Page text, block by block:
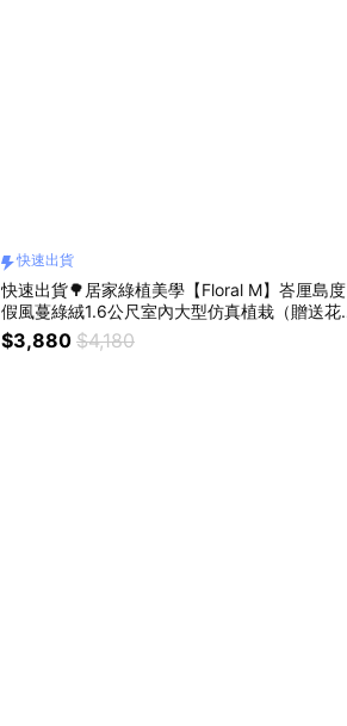
快速出貨
快速出貨🌳居家綠植美學【Floral M】峇厘島度
假風蔓綠絨1.6公尺室內大型仿真植栽（贈送花
盆）
$3,880 $4,180